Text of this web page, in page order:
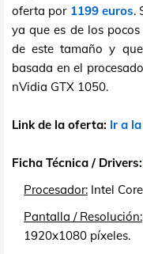
oferta por 1199 euros.
ya que es de los
de este tamaño y
basada en el
nVidia GTX 1050.
Link de la oferta: Ir a
Ficha Técnica / Drivers:
Procesador: Intel
Pantalla / Resolución:
1920x1080 píxeles.